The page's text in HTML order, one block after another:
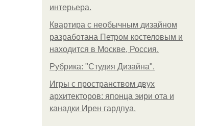
интерьера.
Квартира с необычным дизайном
разработана Петром костеловым и
находится в Москве, Россия.
Рубрика: "Студия Дизайна".
Игры с пространством двух
архитекторов: японца эири ота и
канадки Ирен гардпуа.